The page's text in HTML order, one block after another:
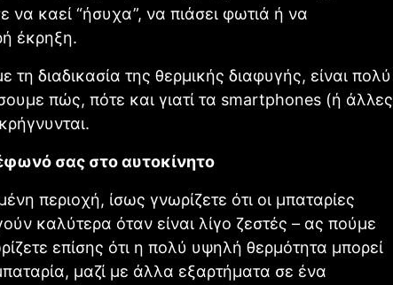
να καεί “ήσυχα”, να πιάσει φωτιά ή να
έκρηξη.
διαδικασία της θερμικής διαφυγής, είναι πολύ
πώς, πότε και γιατί τα smartphones (ή άλλες
σας στο αυτοκίνητο
περιοχή, ίσως γνωρίζετε ότι οι μπαταρίες
καλύτερα όταν είναι λίγο ζεστές – ας πούμε
επίσης ότι η πολύ υψηλή θερμότητα μπορεί
μαζί με άλλα εξαρτήματα σε ένα